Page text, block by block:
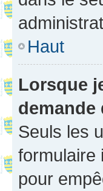
Haut
Lorsque
demande
Seuls les
formulaire
pour